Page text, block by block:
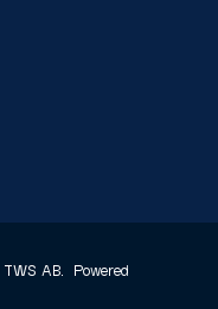
TWS AB.
Powered